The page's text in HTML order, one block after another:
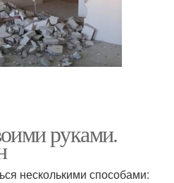
руками.
несколькими способами: